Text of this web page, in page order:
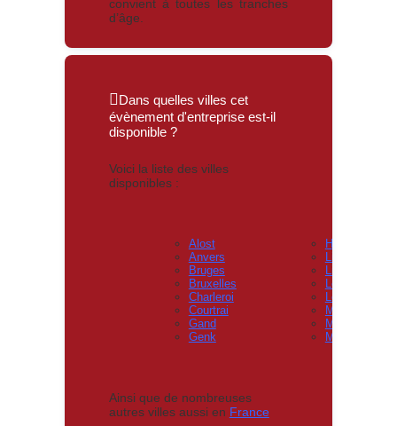
convient à toutes les tranches
d’âge.
Dans quelles villes cet
évènement d'entreprise est-il
disponible ?
Voici la liste des villes
disponibles :
Alost
Anvers
Bruges
Bruxelles
Charleroi
Courtrai
Gand
Genk
Hasselt
Liège
Lierre
Locres
Louvain
Maaseik
Malines
Mons
Ainsi que de nombreuses
autres villes aussi en France